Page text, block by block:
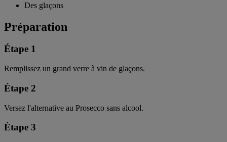
Des glaçons
Préparation
Étape 1
Remplissez un grand verre à vin de glaçons.
Étape 2
Versez l'alternative au Prosecco sans alcool.
Étape 3